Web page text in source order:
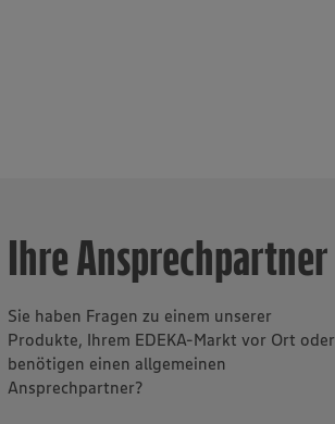
Ihre Ansprechpartner
Sie haben Fragen zu einem unserer
Produkte, Ihrem EDEKA-Markt vor Ort oder
benötigen einen allgemeinen
Ansprechpartner?